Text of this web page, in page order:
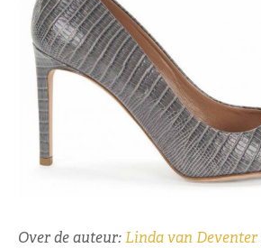
Over de auteur:Linda van Deventer